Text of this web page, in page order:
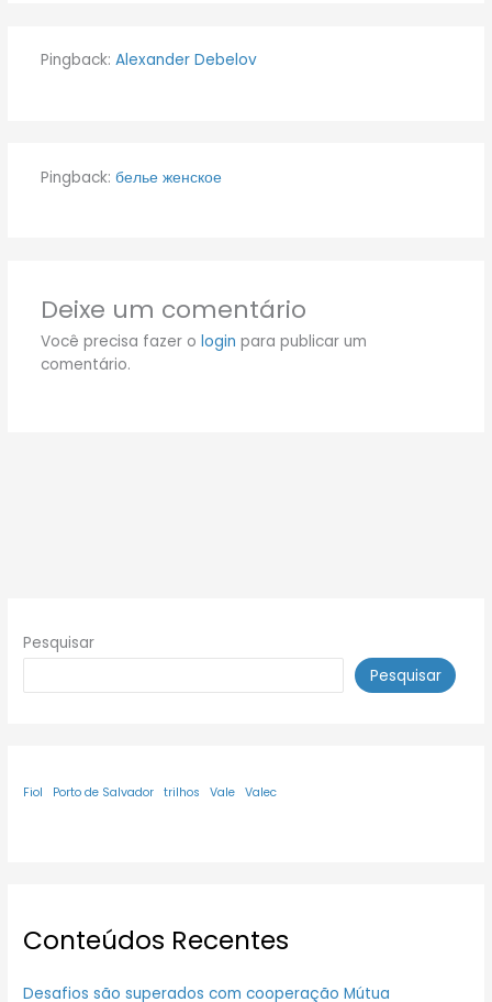
Pingback: Alexander Debelov
Pingback: белье женское
Deixe um comentário
Você precisa fazer o login para publicar um
comentário.
Pesquisar
Pesquisar
Fiol Porto de Salvador trilhos Vale Valec
Conteúdos Recentes
Desafios são superados com cooperação Mútua